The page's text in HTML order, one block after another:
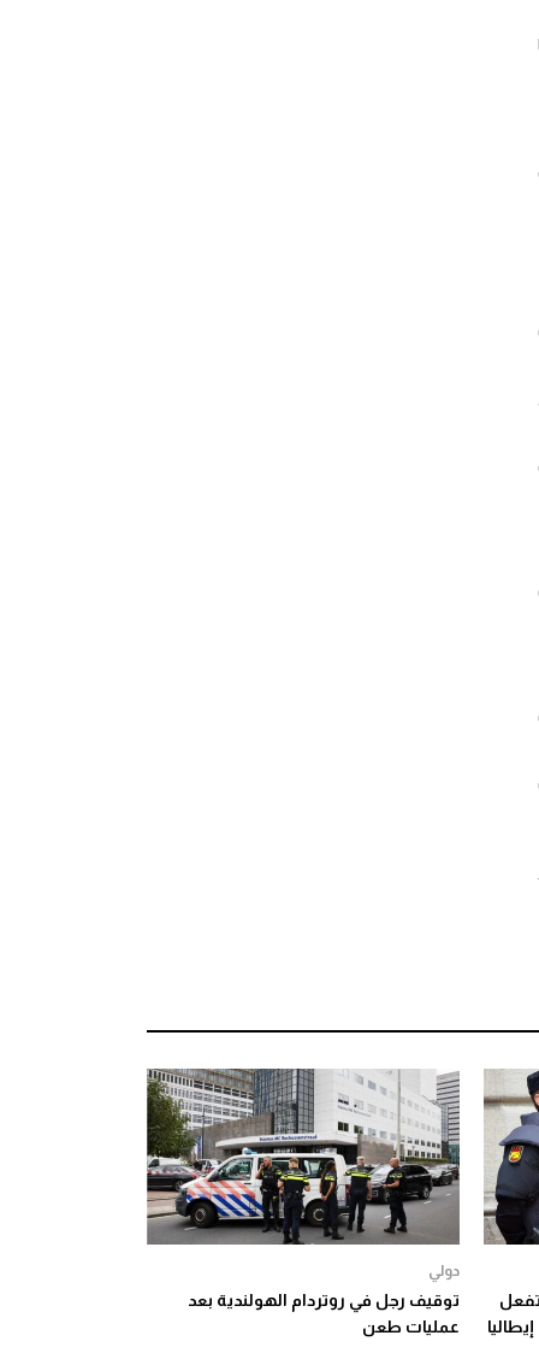
من
من
دولي
توقيف رجل في روتردام الهولندية بعد
عمليات طعن